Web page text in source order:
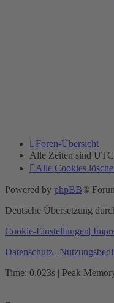
Foren-Übersicht
Alle Zeiten sind
Alle Cookies
Powered by phpBB®
Deutsche Übersetzung
Cookie-Einstellungen|
Datenschutz |
Time: 0.023s | Peak